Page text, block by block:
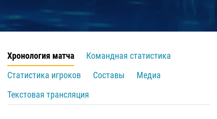
Хронология матча
Командная статистика
Статистика игроков
Составы
Медиа
Текстовая трансляция